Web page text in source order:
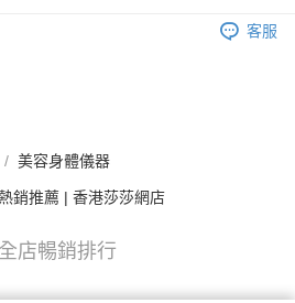
客服
美容身體儀器
銷推薦 | 香港莎莎網店
全店暢銷排行